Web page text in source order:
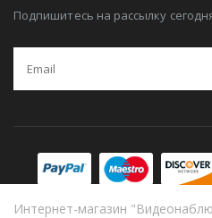
Подпишитесь на рассылку
Интернет-магазин